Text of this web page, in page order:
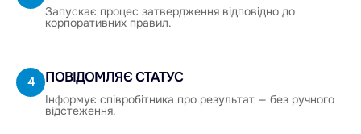
Запускає процес затвердження відповідно до
корпоративних правил.
4 ПОВІДОМЛЯЄ СТАТУС
Інформує співробітника про результат — без ручного
відстеження.